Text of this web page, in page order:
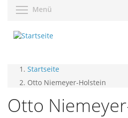
Direkt
Menü
Startseite
Otto Niemeyer-Holstein
Otto